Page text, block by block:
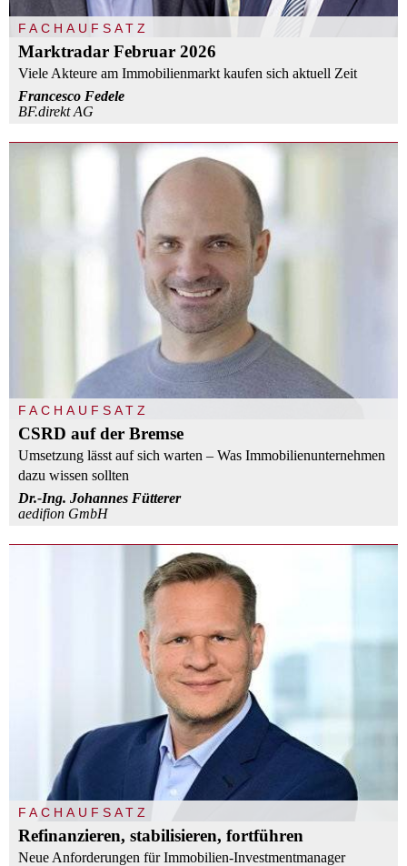
FACHAUFSATZ
Marktradar Februar 2026
Viele Akteure am Immobilienmarkt kaufen sich aktuell Zeit
Francesco Fedele
BF.direkt AG
FACHAUFSATZ
CSRD auf der Bremse
Umsetzung lässt auf sich warten – Was Immobilienunternehmen
dazu wissen sollten
Dr.-Ing. Johannes Fütterer
aedifion GmbH
FACHAUFSATZ
Refinanzieren, stabilisieren, fortführen
Neue Anforderungen für Immobilien-Investmentmanager